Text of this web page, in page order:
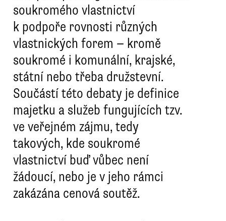
soukromého vlastnictví
k podpoře rovnosti různých
vlastnických forem — kromě
soukromé i komunální, krajské,
státní nebo třeba družstevní.
Součástí této debaty je definice
majetku a služeb fungujících tzv.
ve veřejném zájmu, tedy
takových, kde soukromé
vlastnictví buď vůbec není
žádoucí, nebo je v jeho rámci
zakázána cenová soutěž.